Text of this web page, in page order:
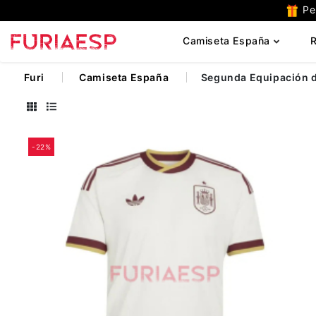
Camiseta España
Furi Camiseta España Segunda Equipación
-22%